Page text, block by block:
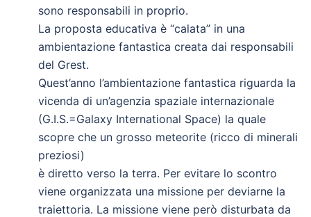
sono responsabili in proprio.
La proposta educativa è “calata” in una
ambientazione fantastica creata dai responsabili
del Grest.
Quest’anno l’ambientazione fantastica riguarda la
vicenda di un’agenzia spaziale internazionale
(G.I.S.=Galaxy International Space) la quale
scopre che un grosso meteorite (ricco di minerali
preziosi)
è diretto verso la terra. Per evitare lo scontro
viene organizzata una missione per deviarne la
traiettoria. La missione viene però disturbata da